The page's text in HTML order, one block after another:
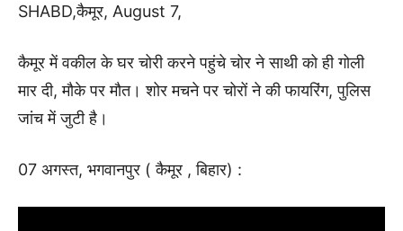
SHABD,कैमूर, August 7,
कैमूर में वकील के घर चोरी करने पहुंचे चोर ने साथी को ही गोली
मार दी, मौके पर मौत। शोर मचने पर चोरों ने की फायरिंग, पुलिस
जांच में जुटी है।
07 अगस्त, भगवानपुर ( कैमूर , बिहार) :